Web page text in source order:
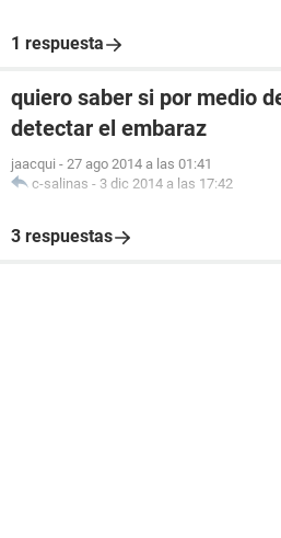
1 respuesta
quiero saber si por medio
detectar el embaraz
jaacqui - 27 ago 2014 a las 01:41
c-salinas - 3 dic 2014 a las 17:42
3 respuestas